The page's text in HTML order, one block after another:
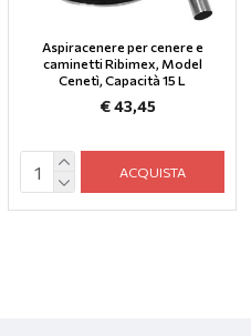
Aspiracenere per cenere e
caminetti Ribimex, Model
Cenetì, Capacità 15 L
€ 43,45
ACQUISTA